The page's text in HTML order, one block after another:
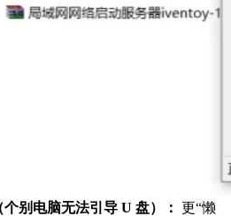
个别电脑无法引导 U 盘）： 更“懒